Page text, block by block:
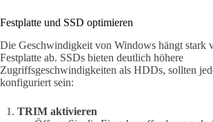
Festplatte und SSD optimieren
Die Geschwindigkeit von Windows hängt stark
Festplatte ab. SSDs bieten deutlich höhere
Zugriffsgeschwindigkeiten als HDDs, sollten
konfiguriert sein:
TRIM aktivieren